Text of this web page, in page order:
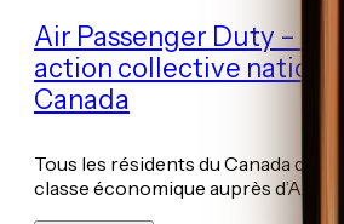
Air Passenger Duty –
action collective
Canada
Tous les résidents du Canada qui
classe économique auprès d’A...